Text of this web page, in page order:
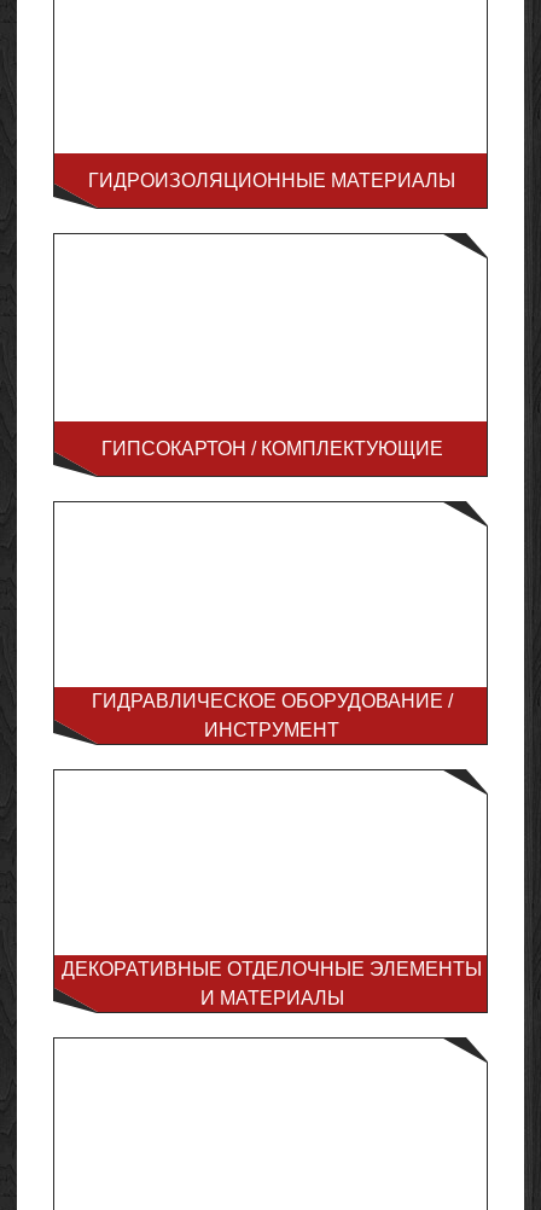
ГИДРОИЗОЛЯЦИОННЫЕ МАТЕРИАЛЫ
ГИПСОКАРТОН / КОМПЛЕКТУЮЩИЕ
ГИДРАВЛИЧЕСКОЕ ОБОРУДОВАНИЕ /
ИНСТРУМЕНТ
ДЕКОРАТИВНЫЕ ОТДЕЛОЧНЫЕ ЭЛЕМЕНТЫ
И МАТЕРИАЛЫ